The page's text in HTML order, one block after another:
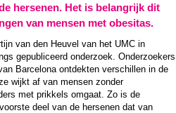
hersenen. Het is belangrijk dit
van mensen met obesitas.
van den Heuvel van het UMC in
gepubliceerd onderzoek. Onderzoekers
Barcelona ontdekten verschillen in de
wijkt af van mensen zonder
met prikkels omgaat. Zo is de
deel van de hersenen dat van